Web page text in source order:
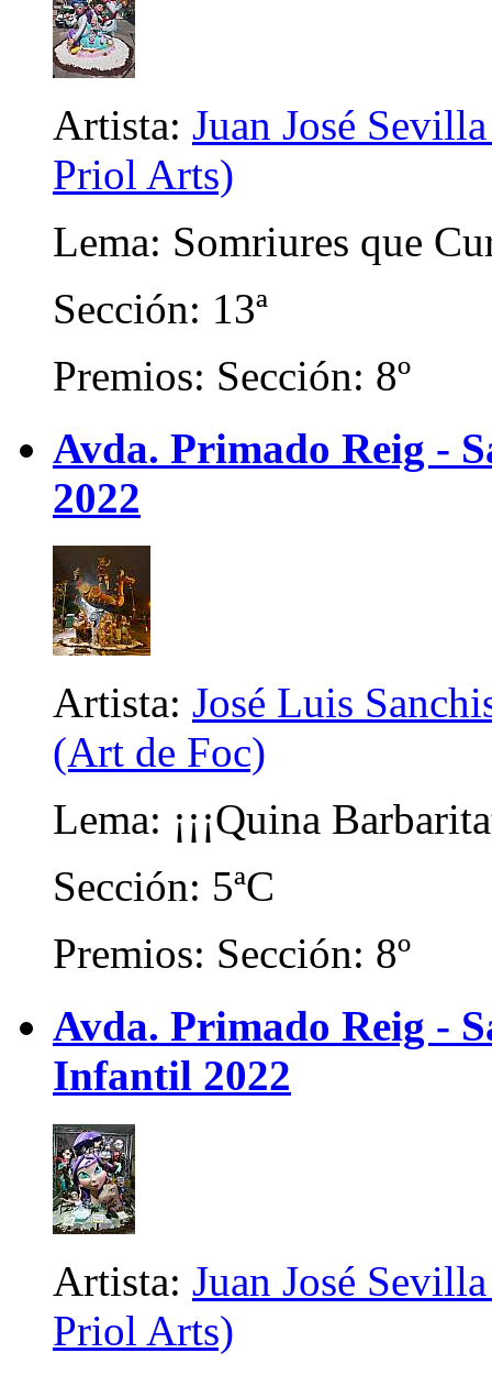
Artista: Juan José
Priol Arts)
Lema: Somriures que
Sección: 13ª
Premios: Sección: 8º
Avda. Primado Reig -
2022
Artista: José Luis
(Art de Foc)
Lema: ¡¡¡Quina
Sección: 5ªC
Premios: Sección: 8º
Avda. Primado Reig -
Infantil 2022
Artista: Juan José
Priol Arts)